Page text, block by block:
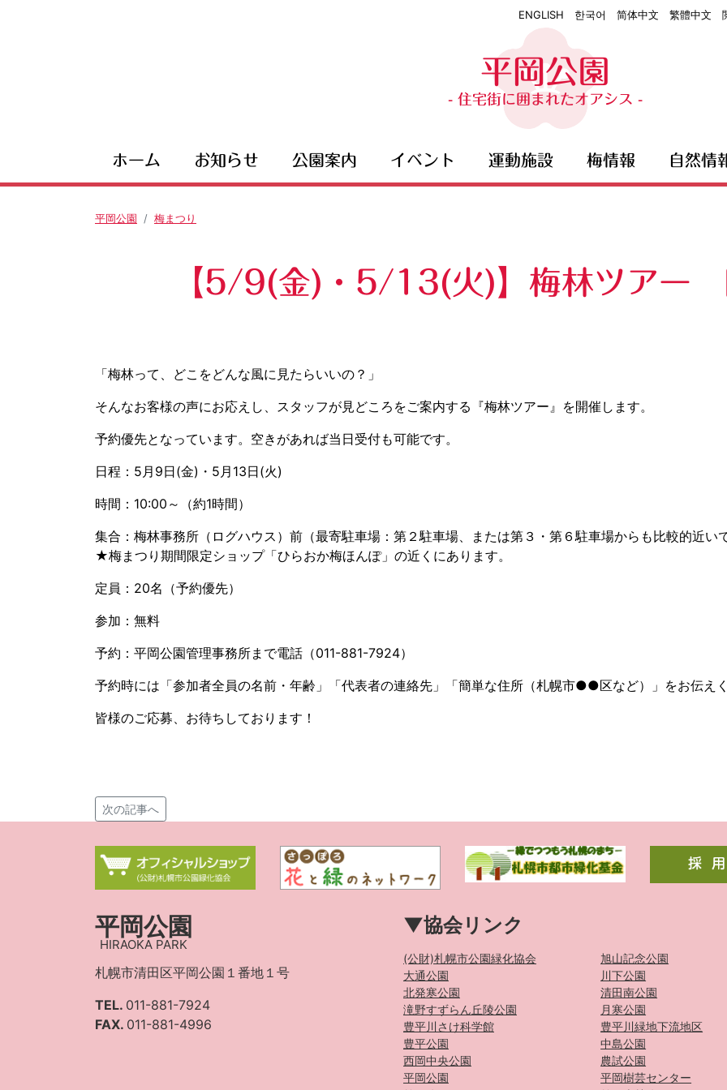
ENGLISH 한국어 简体中文 繁體中文
平岡公園
- 住宅街に囲まれたオアシス -
ホーム お知らせ 公園案内 イベント 運動施設 梅情報 自然情
平岡公園 梅まつり
【5/9(金)・5/13(火)】梅林ツアー
「梅林って、どこをどんな風に見たらいいの？」
そんなお客様の声にお応えし、スタッフが見どころをご案内する『梅林ツアー』を開催します。
予約優先となっています。空きがあれば当日受付も可能です。
日程：5月9日(金)・5月13日(火)
時間：10:00～（約1時間）
集合：梅林事務所（ログハウス）前（最寄駐車場：第２駐車場、または第３・第６駐車場からも比較的近いで
★梅まつり期間限定ショップ「ひらおか梅ほんぽ」の近くにあります。
定員：20名（予約優先）
参加：無料
予約：平岡公園管理事務所まで電話（011-881-7924）
予約時には「参加者全員の名前・年齢」「代表者の連絡先」「簡単な住所（札幌市●●区など）」をお伝えく
皆様のご応募、お待ちしております！
次の記事へ
平岡公園
HIRAOKA PARK
札幌市清田区平岡公園１番地１号
TEL. 011-881-7924
FAX. 011-881-4996
▼協会リンク
(公財)札幌市公園緑化協会 旭山記念公園
大通公園
川下公園
北発寒公園
清田南公園
滝野すずらん丘陵公園
月寒公園
豊平川さけ科学館
豊平川緑地下流地区
豊平公園
中島公園
西岡中央公園
農試公園
平岡公園
平岡樹芸センター